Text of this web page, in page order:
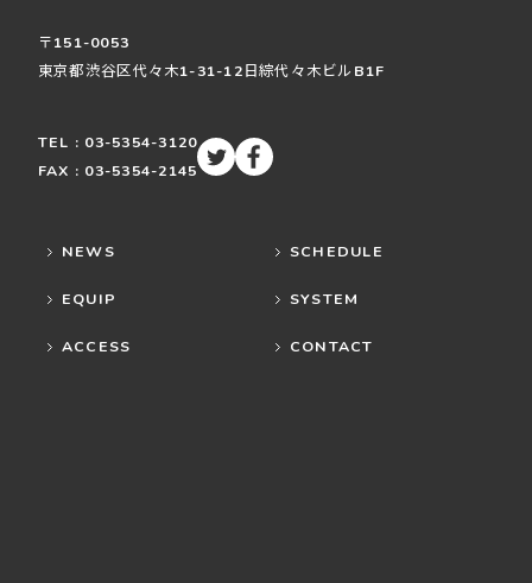
〒151-0053
東京都渋谷区代々木1-31-12日綜代々木ビルB1F
TEL : 03-5354-3120
FAX : 03-5354-2145
NEWS SCHEDULE
EQUIP SYSTEM
ACCESS CONTACT